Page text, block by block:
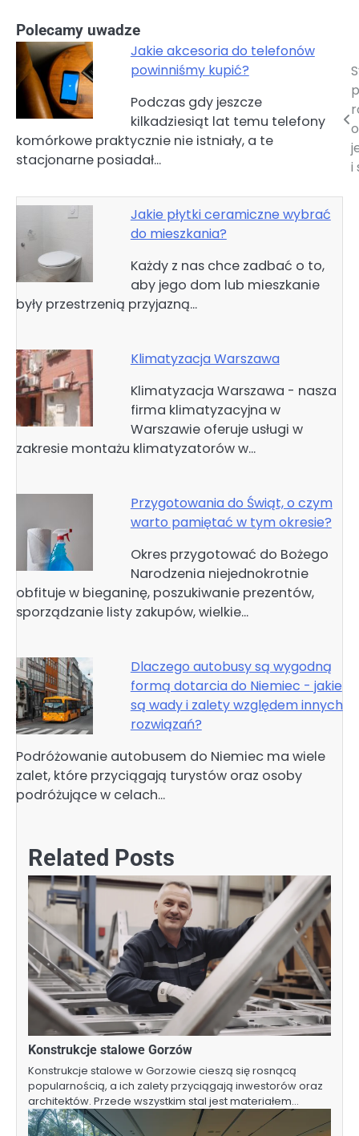
Polecamy uwadze
Jakie akcesoria do telefonów
powinniśmy kupić?
Podczas gdy jeszcze
kilkadziesiąt lat temu telefony
komórkowe praktycznie nie istniały, a te
stacjonarne posiadał…
Jakie płytki ceramiczne wybrać
do mieszkania?
Każdy z nas chce zadbać o to,
aby jego dom lub mieszkanie
były przestrzenią przyjazną…
Klimatyzacja Warszawa
Klimatyzacja Warszawa - nasza
firma klimatyzacyjna w
Warszawie oferuje usługi w
zakresie montażu klimatyzatorów w…
Przygotowania do Świąt, o czym
warto pamiętać w tym okresie?
Okres przygotować do Bożego
Narodzenia niejednokrotnie
obfituje w bieganinę, poszukiwanie prezentów,
sporządzanie listy zakupów, wielkie…
Dlaczego autobusy są wygodną
formą dotarcia do Niemiec - jakie
są wady i zalety względem innych
rozwiązań?
Podróżowanie autobusem do Niemiec ma wiele
zalet, które przyciągają turystów oraz osoby
podróżujące w celach…
Nawigacja
wpisu
i
Related Posts
Konstrukcje stalowe Gorzów
Konstrukcje stalowe w Gorzowie cieszą się rosnącą
popularnością, a ich zalety przyciągają inwestorów oraz
architektów. Przede wszystkim stal jest materiałem…